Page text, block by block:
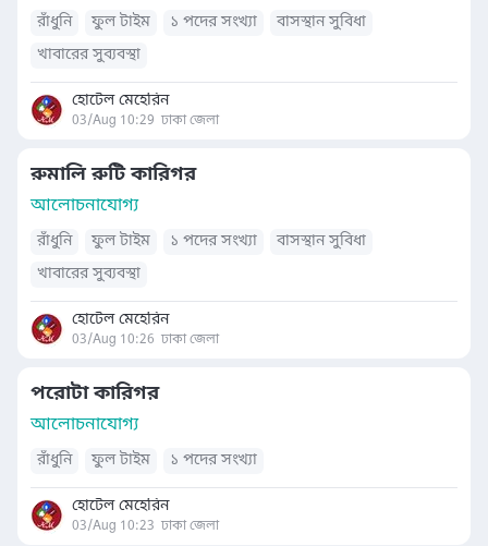
রাঁধুনি ফুল টাইম ১ পদের সংখ্যা
বাসস্থান সুবিধা
খাবারের সুব্যবস্থা
হোটেল মেহেরিন
03/Aug 10:29 ঢাকা জেলা
রুমালি রুটি কারিগর
আলোচনাযোগ্য
রাঁধুনি ফুল টাইম ১ পদের সংখ্যা
বাসস্থান সুবিধা
খাবারের সুব্যবস্থা
হোটেল মেহেরিন
03/Aug 10:26 ঢাকা জেলা
পরোটা কারিগর
আলোচনাযোগ্য
রাঁধুনি ফুল টাইম ১ পদের সংখ্যা
হোটেল মেহেরিন
03/Aug 10:23 ঢাকা জেলা